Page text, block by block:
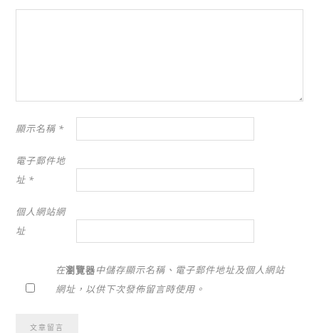
顯示名稱 *
電子郵件地
址 *
個人網站網
址
在瀏覽器中儲存顯示名稱、電子郵件地址及個人網站
網址，以供下次發佈留言時使用。